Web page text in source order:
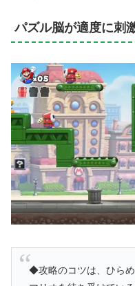
パズル脳が適度に刺
◆攻略のコツは、ひら